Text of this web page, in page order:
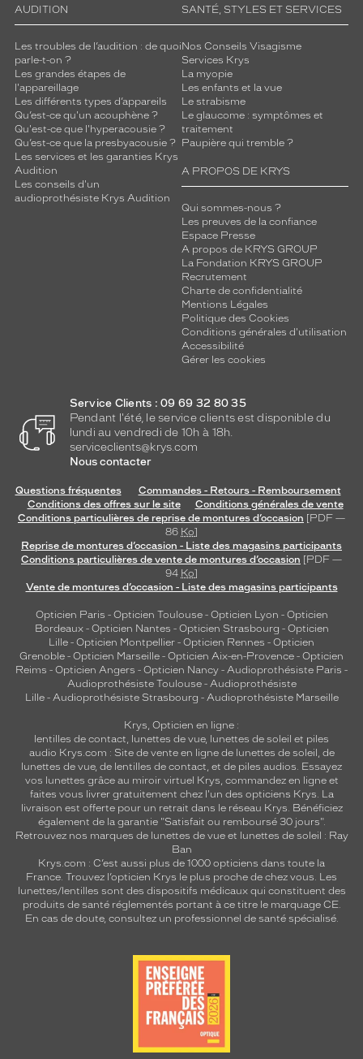
AUDITION
Les troubles de l’audition : de quoi
parle-t-on ?
Les grandes étapes de
l'appareillage
Les différents types d’appareils
Qu’est-ce qu'un acouphène ?
Qu'est-ce que l'hyperacousie ?
Qu’est-ce que la presbyacousie ?
Les services et les garanties Krys
Audition
Les conseils d'un
audioprothésiste Krys Audition
SANTÉ, STYLES ET SERVICES
Nos Conseils Visagisme
Services Krys
La myopie
Les enfants et la vue
Le strabisme
Le glaucome : symptômes et
traitement
Paupière qui tremble ?
A PROPOS DE KRYS
Qui sommes-nous ?
Les preuves de la confiance
Espace Presse
A propos de KRYS GROUP
La Fondation KRYS GROUP
Recrutement
Charte de confidentialité
Mentions Légales
Politique des Cookies
Conditions générales d'utilisation
Accessibilité
Gérer les cookies
Service Clients : 09 69 32 80 35
Pendant l'été, le service clients est disponible du
lundi au vendredi de 10h à 18h.
serviceclients@krys.com
Nous contacter
Questions fréquentes
Commandes - Retours - Remboursement
Conditions des offres sur le site
Conditions générales de vente
Conditions particulières de reprise de montures d’occasion [PDF —
86 Ko]
Reprise de montures d’occasion - Liste des magasins participants
Conditions particulières de vente de montures d’occasion [PDF —
94 Ko]
Vente de montures d’occasion - Liste des magasins participants
Opticien Paris - Opticien Toulouse- Opticien Lyon - Opticien
Bordeaux- Opticien Nantes - Opticien Strasbourg - Opticien
Lille - Opticien Montpellier - Opticien Rennes - Opticien
Grenoble - Opticien Marseille - Opticien Aix-en-Provence - Opticien
Reims - Opticien Angers - Opticien Nancy - Audioprothésiste Paris -
Audioprothésiste Toulouse- Audioprothésiste
Lille- Audioprothésiste Strasbourg - Audioprothésiste Marseille
Krys, Opticien en ligne :
lentilles de contact, lunettes de vue, lunettes de soleil et piles
audio Krys.com : Site de vente en ligne de lunettes de soleil, de
lunettes de vue, de lentilles de contact, et de piles audios. Essayez
vos lunettes grâce au miroir virtuel Krys, commandez en ligne et
faites vous livrer gratuitement chez l'un des opticiens Krys. La
livraison est offerte pour un retrait dans le réseau Krys. Bénéficiez
également de la garantie "Satisfait ou remboursé 30 jours".
Retrouvez nos marques de lunettes de vue et lunettes de soleil : Ray
Ban
Krys.com : C’est aussi plus de 1000 opticiens dans toute la
France. Trouvez l’opticien Krys le plus proche de chez vous. Les
lunettes/lentilles sont des dispositifs médicaux qui constituent des
produits de santé réglementés portant à ce titre le marquage CE.
En cas de doute, consultez un professionnel de santé spécialisé.